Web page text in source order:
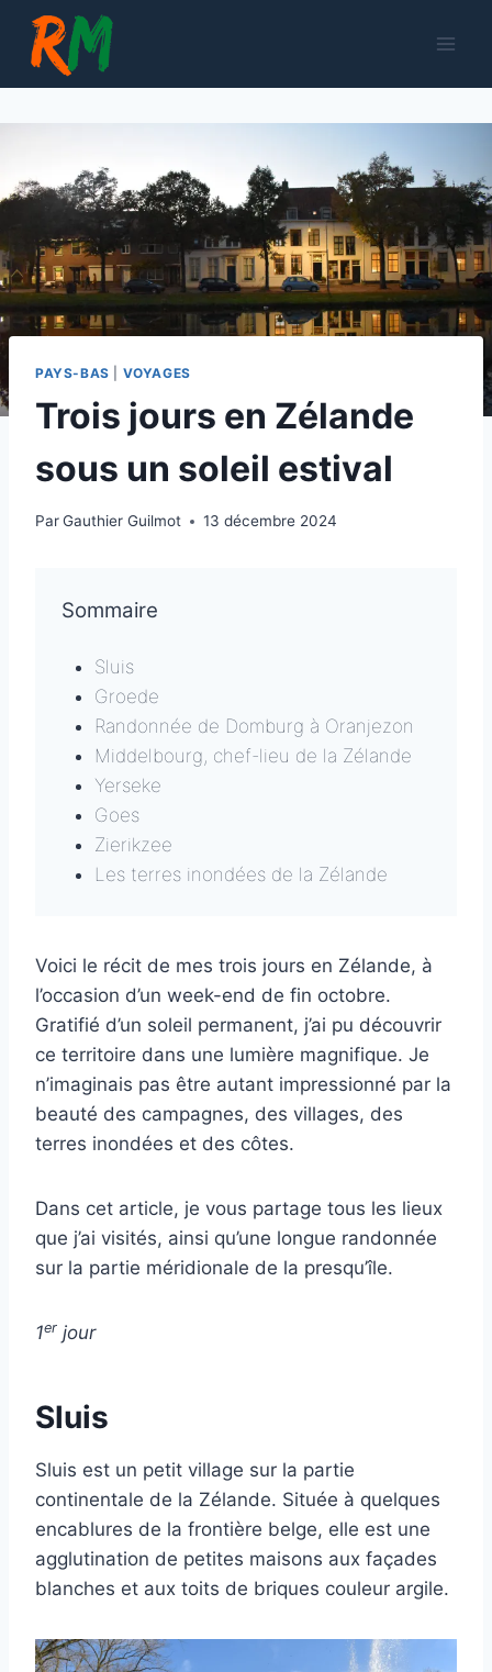
Aller
contenu
PAYS-BAS VOYAGES
Trois jours en Zélande
sous un soleil estival
ParGauthier Guilmot 13 décembre 2024
Sommaire
Sluis
Groede
Randonnée de Domburg à Oranjezon
Middelbourg, chef-lieu de la Zélande
Yerseke
Goes
Zierikzee
Les terres inondées de la Zélande
Voici le récit de mes trois jours en Zélande, à
l’occasion d’un week-end de fin octobre.
Gratifié d’un soleil permanent, j’ai pu découvrir
ce territoire dans une lumière magnifique. Je
n’imaginais pas être autant impressionné par la
beauté des campagnes, des villages, des
terres inondées et des côtes.
Dans cet article, je vous partage tous les lieux
que j’ai visités, ainsi qu’une longue randonnée
sur la partie méridionale de la presqu’île.
1er jour
Sluis
Sluis est un petit village sur la partie
continentale de la Zélande. Située à quelques
encablures de la frontière belge, elle est une
agglutination de petites maisons aux façades
blanches et aux toits de briques couleur argile.